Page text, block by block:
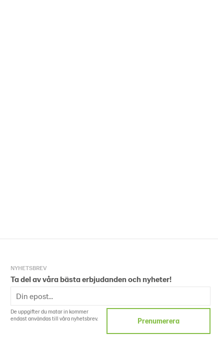
NYHETSBREV
Ta del av våra bästa erbjudanden och nyheter!
De uppgifter du matar in kommer
endast användas till våra nyhetsbrev.
Prenumerera